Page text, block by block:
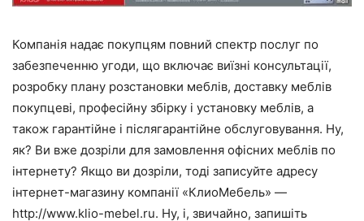
Компанія надає покупцям повний спектр послуг по
забезпеченню угоди, що включає виїзні консультації,
розробку плану розстановки меблів, доставку меблів
покупцеві, професійну збірку і установку меблів, а
також гарантійне і післягарантійне обслуговування. Ну,
як? Ви вже дозріли для замовлення офісних меблів по
інтернету? Якщо ви дозріли, тоді записуйте адресу
інтернет-магазину компанії «КлиоМебель» —
http://www.klio-mebel.ru. Ну, і, звичайно, запишіть